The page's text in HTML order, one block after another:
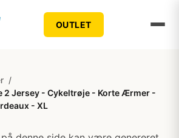
OUTLET
/
2 Jersey - Cykeltrøje - Korte Ærmer -
- XL